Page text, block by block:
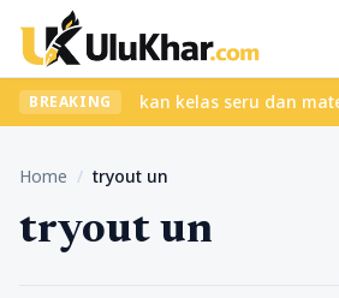
BREAKING
ribet? Temukan kelas seru dan
Home / tryout un
tryout un